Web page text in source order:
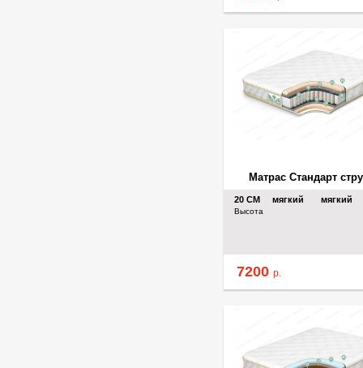
7200 р.
Матрас Стандарт
20 СМ
Высота
мягкий мягкий